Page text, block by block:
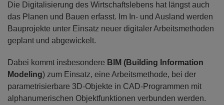
Die Digitalisierung des Wirtschaftslebens hat längst auch
das Planen und Bauen erfasst. Im In- und Ausland werden
Bauprojekte unter Einsatz neuer digitaler Arbeitsmethoden
geplant und abgewickelt.
Dabei kommt insbesondere BIM (Building Information
Modeling) zum Einsatz, eine Arbeitsmethode, bei der
parametrisierbare 3D-Objekte in CAD-Programmen mit
alphanumerischen Objektfunktionen verbunden werden.